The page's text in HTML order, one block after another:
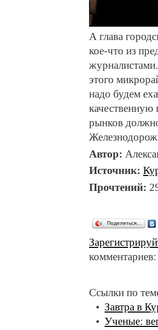
А глава
кое-что из
этого
надо будем
качественную
рынков
Автор:
Источник:
Прочтений:
Поделиться…
Ссылки по
Завтра в
Ученые: